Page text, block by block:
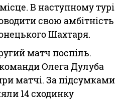
В наступному турі
свою амбітність
Шахтаря.
матч поспіль.
Олега Дулуба
матчі. За підсумками
14 сходинку